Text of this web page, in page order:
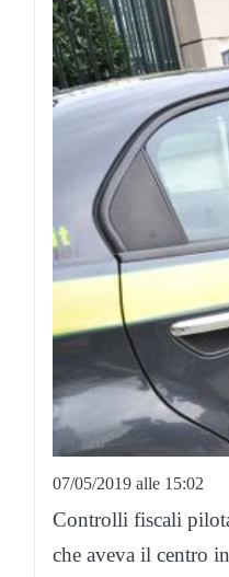
07/05/2019 alle 15:02
Controlli fiscali
che aveva il centro